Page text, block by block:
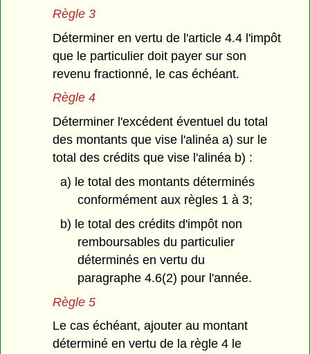
Règle 3
Déterminer en vertu de l'article 4.4 l'impôt
que le particulier doit payer sur son
revenu fractionné, le cas échéant.
Règle 4
Déterminer l'excédent éventuel du total
des montants que vise l'alinéa a) sur le
total des crédits que vise l'alinéa b) :
a) le total des montants déterminés
conformément aux règles 1 à 3;
b) le total des crédits d'impôt non
remboursables du particulier
déterminés en vertu du
paragraphe 4.6(2) pour l'année.
Règle 5
Le cas échéant, ajouter au montant
déterminé en vertu de la règle 4 le